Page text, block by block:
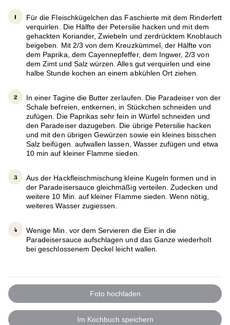
Für die Fleischkügelchen das Faschierte mit dem Rinderfett
verquirlen. Die Hälfte der Petersilie hacken und mit dem
gehackten Koriander, Zwiebeln und zerdrücktem Knoblauch
beigeben. Mit 2/3 von dem Kreuzkümmel, der Hälfte von
dem Paprika, dem Cayennepfeffer, dem Ingwer, 2/3 von
dem Zimt und Salz würzen. Alles gut verquirlen und eine
halbe Stunde kochen an einem abkühlen Ort ziehen.
In einer Tagine die Butter zerlaufen. Die Paradeiser von der
Schale befreien, entkernen, in Stückchen schneiden und
zufügen. Die Paprikas sehr fein in Würfel schneiden und
den Paradeiser dazugeben. Die übrige Petersilie hacken
und mit den übrigen Gewürzen sowie ein kleines bisschen
Salz beifügen. aufwallen lassen, Wasser zufügen und etwa
10 min auf kleiner Flamme sieden.
Aus der Hackfleischmischung kleine Kugeln formen und in
der Paradeisersauce gleichmäßig verteilen. Zudecken und
weitere 10 Min. auf kleiner Flamme sieden. Wenn nötig,
weiteres Wasser zugiessen.
Wenige Min. vor dem Servieren die Eier in die
Paradeisersauce aufschlagen und das Ganze wiederholt
bei geschlossenem Deckel leicht wallen.
Foto hochladen
Im Kochbuch speichern